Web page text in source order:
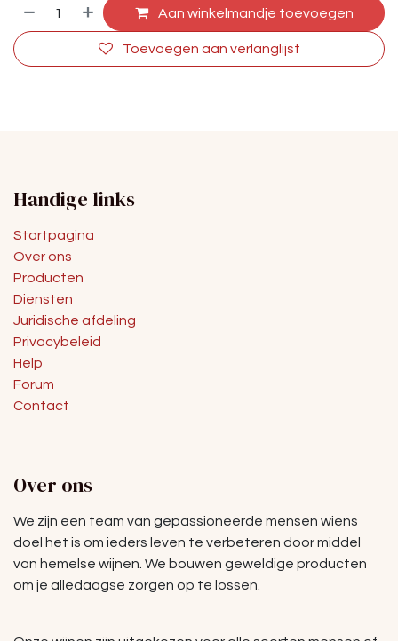
Aan winkelmandje toevoegen
Toevoegen aan verlanglijst
Handige links
Startpagina
Over ons
Producten
Diensten
Juridische afdeling
Privacybeleid
Help
Forum
Contact
Over ons
We zijn een team van gepassioneerde mensen wiens
doel het is om ieders leven te verbeteren door middel
van hemelse wijnen. We bouwen geweldige producten
om je alledaagse zorgen op te lossen.